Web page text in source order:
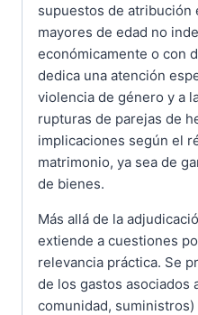
supuestos de
mayores de edad no
económicamente o con
dedica una atención
violencia de género y a
rupturas de parejas de
implicaciones según el
matrimonio, ya sea de
de bienes.
Más allá de la
extiende a cuestiones
relevancia práctica. Se
de los gastos asociados
comunidad, suministros)